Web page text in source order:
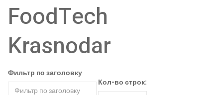
FoodTech
Krasnodar
Фильтр по заголовку
Кол-во строк: